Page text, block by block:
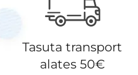
Tasuta transport
alates 50€